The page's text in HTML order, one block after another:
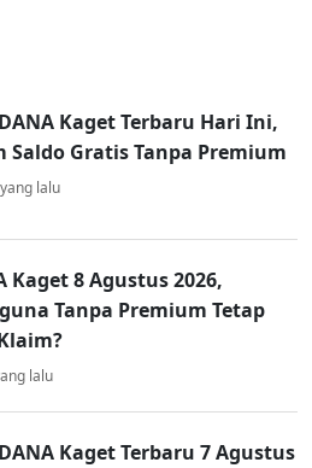
Kaget Terbaru Hari Ini,
Saldo Gratis Tanpa Premium
lalu
Kaget 8 Agustus 2026,
Tanpa Premium Tetap
lalu
Kaget Terbaru 7 Agustus